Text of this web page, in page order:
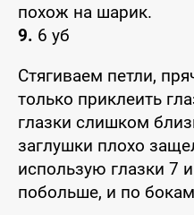
похож на шарик.
9. 6 уб
Стягиваем петли,
только приклеить
глазки слишком
заглушки плохо
использую глазки 7
побольше, и по